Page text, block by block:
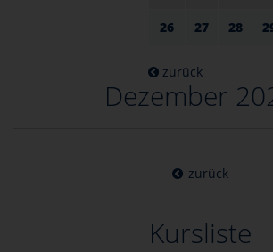
26 27 28
zurück
Dezember
zurück
Kursliste